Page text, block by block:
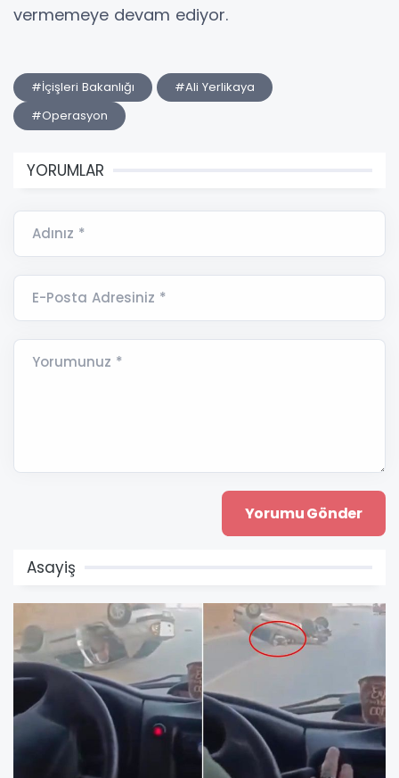
vermemeye devam ediyor.
#İçişleri Bakanlığı
#Ali Yerlikaya
#Operasyon
YORUMLAR
Adınız *
E-Posta Adresiniz *
Yorumunuz *
Asayiş